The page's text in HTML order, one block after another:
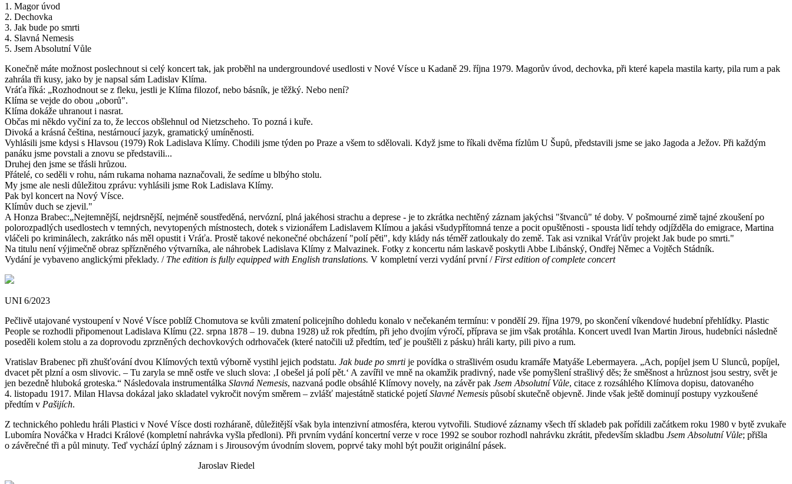
1. Magor úvod
2. Dechovka
3. Jak bude po smrti
4. Slavná Nemesis
5. Jsem Absolutní Vůle
Konečně máte možnost poslechnout si celý koncert tak, jak proběhl na undergroundové usedlosti v Nové Vísce u Kadaně 29. října 1979. Magorův úvod, dechovka, při které kapela mastila karty, pila rum a pak
zahrála tři kusy, jako by je napsal sám Ladislav Klíma.
Vráťa říká: „Rozhodnout se z fleku, jestli je Klíma filozof, nebo básník, je těžký. Nebo není?
Klíma se vejde do obou „oborů".
Klíma dokáže uhranout i nasrat.
Občas mi někdo vyčiní za to, že leccos obšlehnul od Nietzscheho. To pozná i kuře.
Divoká a krásná čeština, nestárnoucí jazyk, gramatický umíněnosti.
Vyhlásili jsme kdysi s Hlavsou (1979) Rok Ladislava Klímy. Chodili jsme týden po Praze a všem to sdělovali. Když jsme to říkali dvěma fízlům U Šupů, představili jsme se jako Jagoda a Ježov. Při každým
panáku jsme povstali a znovu se představili...
Druhej den jsme se třásli hrůzou.
Přátelé, co seděli v rohu, nám rukama nohama naznačovali, že sedíme u blbýho stolu.
My jsme ale nesli důležitou zprávu: vyhlásili jsme Rok Ladislava Klímy.
Pak byl koncert na Nový Vísce.
Klímův duch se zjevil."
A Honza Brabec:„Nejtemnější, nejdrsnější, nejméně soustředěná, nervózní, plná jakéhosi strachu a deprese - je to zkrátka nechtěný záznam jakýchsi "štvanců" té doby. V pošmourné zimě tajné zkoušení po
polorozpadlých usedlostech v temných, nevytopených místnostech, dotek s vizionářem Ladislavem Klímou a jakási všudypřítomná tenze a pocit opuštěnosti - spousta lidí tehdy odjížděla do emigrace, Martina
vláčeli po kriminálech, zakrátko nás měl opustit i Vráťa. Prostě takové nekonečné obcházení "polí pěti", kdy klády nás téměř zatloukaly do země. Tak asi vznikal Vráťův projekt Jak bude po smrti."
Na titulu není výjimečně obraz spřízněného výtvarníka, ale náhrobek Ladislava Klímy z Malvazinek. Fotky z koncertu nám laskavě poskytli Abbe Libánský, Ondřej Němec a Vojtěch Stádník.
Vydání je vybaveno anglickými překlady. / The edition is fully equipped with English translations. V kompletní verzi vydání první / First edition of complete concert
UNI 6/2023
Pečlivě utajované vystoupení v Nové Vísce poblíž Chomutova se kvůli zmatení policejního dohledu konalo v nečekaném termínu: v pondělí 29. října 1979, po skončení víkendové hudební přehlídky. Plastic
People se rozhodli připomenout Ladislava Klímu (22. srpna 1878 – 19. dubna 1928) už rok předtím, při jeho dvojím výročí, příprava se jim však protáhla. Koncert uvedl Ivan Martin Jirous, hudebníci následně
poseděli kolem stolu a za doprovodu zprzněných dechovkových odrhovaček (které natočili už předtím, teď je pouštěli z pásku) hráli karty, pili pivo a rum.
Vratislav Brabenec při zhušťování dvou Klímových textů výborně vystihl jejich podstatu. Jak bude po smrti je povídka o strašlivém osudu kramáře Matyáše Lebermayera. „Ach, popíjel jsem U Slunců, popíjel,
dvacet pět plzní a osm slivovic. – Tu zaryla se mně ostře ve sluch slova: ‚I obešel já polí pět.‘ A zavířil ve mně na okamžik pradivný, nade vše pomyšlení strašlivý děs; že směšnost a hrůznost jsou sestry, svět je
jen bezedně hluboká groteska.“ Následovala instrumentálka Slavná Nemesis, nazvaná podle obsáhlé Klímovy novely, na závěr pak Jsem Absolutní Vůle, citace z rozsáhlého Klímova dopisu, datovaného
4. listopadu 1917. Milan Hlavsa dokázal jako skladatel vykročit novým směrem – zvlášť majestátně statické pojetíSlavné Nemesis působí skutečně objevně. Jinde však ještě dominují postupy vyzkoušené
předtím v Pašijích.
Z technického pohledu hráli Plastici v Nové Vísce dosti rozháraně, důležitější však byla intenzivní atmosféra, kterou vytvořili. Studiové záznamy všech tří skladeb pak pořídili začátkem roku 1980 v bytě zvukaře
Lubomíra Nováčka v Hradci Králové (kompletní nahrávka vyšla předloni). Při prvním vydání koncertní verze v roce 1992 se soubor rozhodl nahrávku zkrátit, především skladbu Jsem Absolutní Vůle; přišla
o závěrečné tři a půl minuty. Teď vychází úplný záznam i s Jirousovým úvodním slovem, poprvé taky mohl být použit originální pásek.
Jaroslav Riedel